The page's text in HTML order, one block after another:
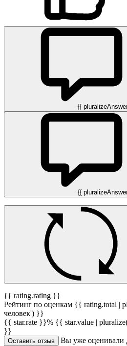
{{
{{
{{ rating.rating }}
Рейтинг по оценкам {{ rating.total |
человек') }}
{{ star.rate }}% {{ star.value |
}}
Оставить отзыв Вы уже оценивали